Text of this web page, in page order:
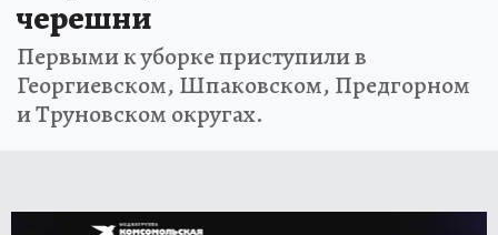
черешни
Первыми к уборке приступили в
Георгиевском, Шпаковском, Предгорном
и Труновском округах.